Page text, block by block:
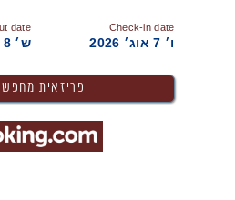
Check-in date
ו׳ 7 אוג׳ 2026
date
ש׳ 8 אוג׳ 2026